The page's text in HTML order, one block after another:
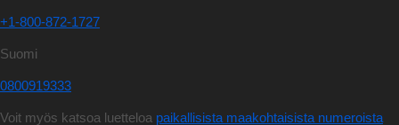
+1-800-872-1727
Suomi
0800919333
Voit myös katsoa luetteloa paikallisista maakohtaisista numeroista